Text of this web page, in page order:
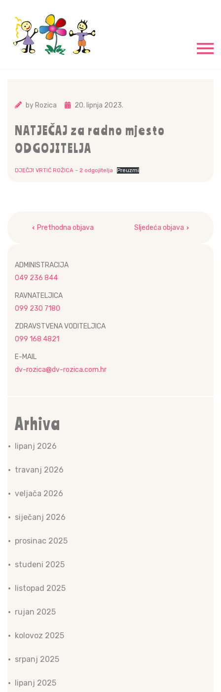
by Rozica 20. lipnja 2023.
NATJEČAJ za radno mjesto
ODGOJITELJA
DJEČJI VRTIĆ ROŽICA – 2 odgojitelja Preuzmi
Navigacija
Prethodna objava Sljedeća objava
ADMINISTRACIJA
049 236 844
RAVNATELJICA
099 230 7180
ZDRAVSTVENA VODITELJICA
099 168 4821
E-MAIL
dv-rozica@dv-rozica.com.hr
Arhiva
lipanj 2026
travanj 2026
veljača 2026
siječanj 2026
prosinac 2025
studeni 2025
listopad 2025
rujan 2025
kolovoz 2025
srpanj 2025
lipanj 2025